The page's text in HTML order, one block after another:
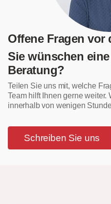
Offene Fragen vor
Sie wünschen
Beratung?
Teilen Sie uns mit, welche
Team hilft Ihnen gerne weiter.
innerhalb von wenigen
Schreiben Sie uns